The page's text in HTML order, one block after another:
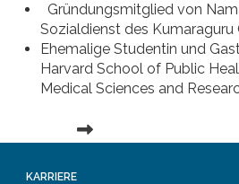
Gründungsmitglied von
Sozialdienst des
Ehemalige Studentin und
Harvard School of Public
Medical Sciences and
KARRIERE